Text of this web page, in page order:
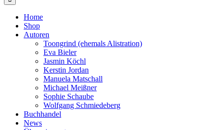
Home
Shop
Autoren
Toongrind (ehemals Alistration)
Eva Bieler
Jasmin Köchl
Kerstin Jordan
Manuela Matschall
Michael Meißner
Sophie Schaube
Wolfgang Schmiedeberg
Buchhandel
News